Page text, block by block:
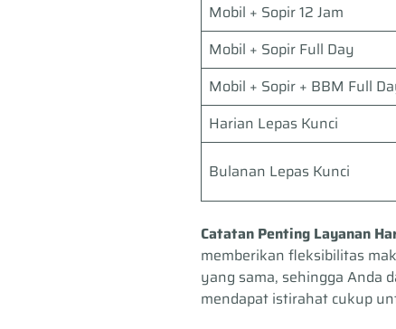
Mobil + Sopir 12 Jam
Mobil + Sopir Full Day
Mobil + Sopir + BBM Full
Harian Lepas Kunci
Bulanan Lepas Kunci
Catatan Penting Layanan
memberikan fleksibilitas
yang sama, sehingga Anda
mendapat istirahat cukup